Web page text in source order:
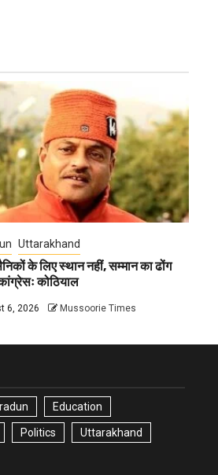
Uttarakhand
के लिए स्थान नहीं, सम्मान का ढोंग
कोठियाल
6, 2026 Mussoorie Times
Education
Politics Uttarakhand